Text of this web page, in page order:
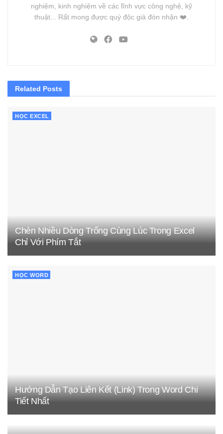
nghiệm, kinh nghiệm về các lĩnh vực công nghệ, kỹ
thuật... Rất mong được quý độc giả đón nhận ❤️.
Related Posts
HỌC EXCEL
Chèn Nhiều Dòng Trống Cùng Lúc Trong Excel
Chỉ Với Phím Tắt
HỌC WORD
Hướng Dẫn Tạo Liên Kết (Link) Trong Word Chi
Tiết Nhất